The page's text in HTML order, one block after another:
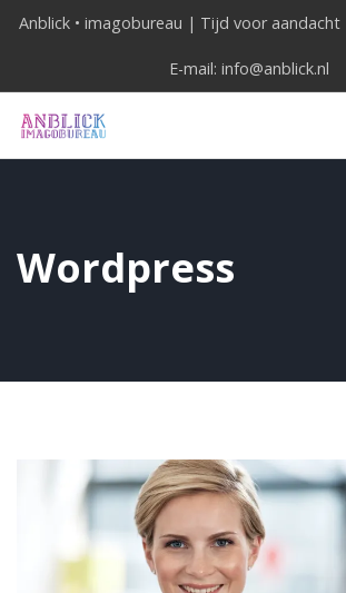
Anblick • imagobureau | Tijd voor aandacht
E-mail: info@anblick.nl
Wordpress